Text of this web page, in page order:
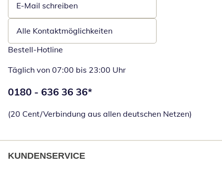
E-Mail schreiben
Öffnet E-Mail-Client
Alle Kontaktmöglichkeiten
Bestell-Hotline
Täglich von 07:00 bis 23:00 Uhr
Telefonnummer:
0180 - 636 36 36*
(20 Cent/Verbindung aus allen deutschen Netzen)
KUNDENSERVICE